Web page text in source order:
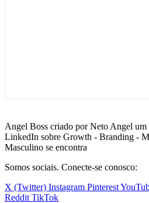
Angel Boss criado por Neto Angel um
LinkedIn sobre Growth - Branding -
Masculino se encontra
Somos sociais. Conecte-se conosco:
X (Twitter) Instagram Pinterest
Reddit TikTok